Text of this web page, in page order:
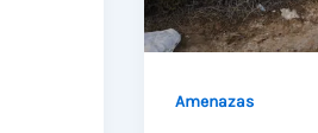
Amenazas